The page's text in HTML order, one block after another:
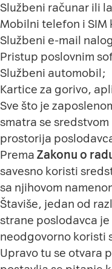
Službeni računar ili
Mobilni telefon i SIM
Službeni e-mail
Pristup poslovnim
Službeni automobil;
Kartice za gorivo,
Sve što je
smatra se
prostorija
Prema Zakonu o
savesno koristi
sa njihovom
Štaviše, jedan od
strane poslodavca
neodgovorno koristi
Upravo tu se otvara